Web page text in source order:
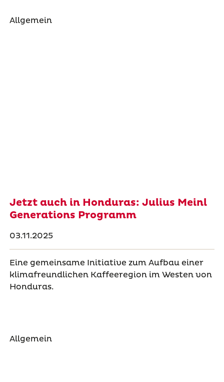
Allgemein
Jetzt auch in Honduras: Julius Meinl
Generations Programm
03.11.2025
Eine gemeinsame Initiative zum Aufbau einer
klimafreundlichen Kaffeeregion im Westen von
Honduras.
Allgemein